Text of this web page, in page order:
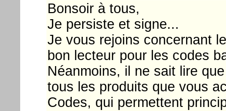
Bonsoir à tous,
Je persiste et signe...
Je vous rejoins concernant
bon lecteur pour les codes
Néanmoins, il ne sait lire
tous les produits que vous
Codes, qui permettent